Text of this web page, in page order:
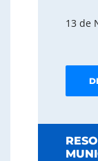
13 de